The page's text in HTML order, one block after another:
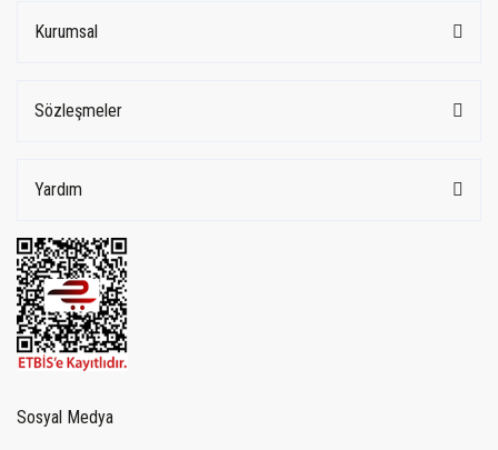
Kurumsal
Sözleşmeler
Yardım
Sosyal Medya